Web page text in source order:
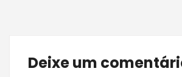
Deixe um